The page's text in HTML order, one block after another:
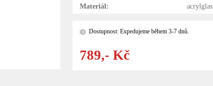
Materiál:
acrylglas
? Dostupnost: Expedujeme během 3-7 dnů.
789,- Kč